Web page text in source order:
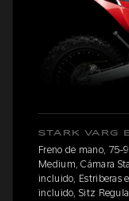
STARK VARG
Freno de mano, 75-
Medium, Cámara
incluido, Estriberas
incluido, Sitz